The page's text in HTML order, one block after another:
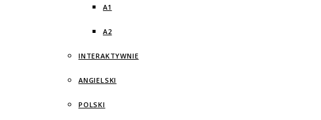
A1
A2
INTERAKTYWNIE
ANGIELSKI
POLSKI